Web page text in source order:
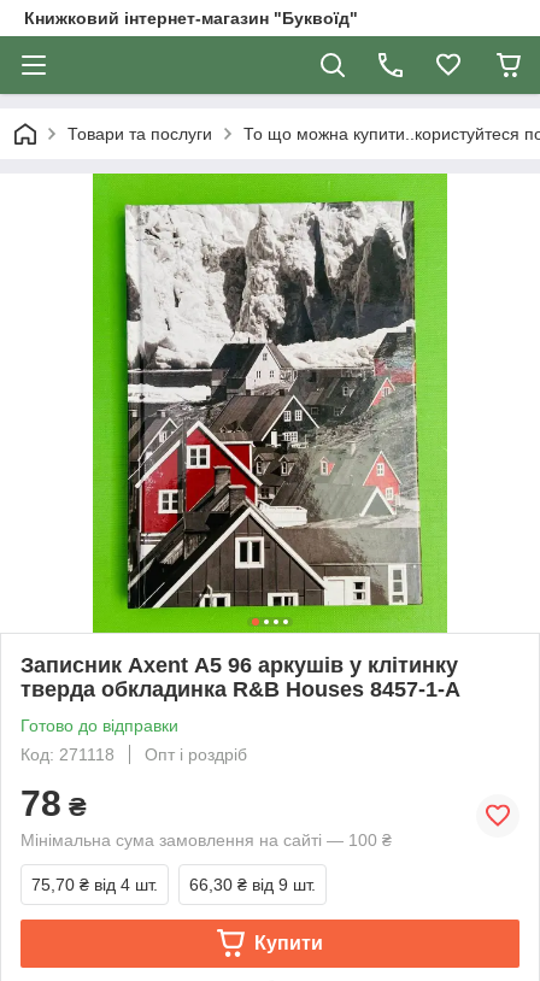
Книжковий інтернет-магазин "Буквоїд"
Товари та послуги То що можна купити..користуйтеся
Записник Axent А5 96 аркушів у клітинку
тверда обкладинка R&B Houses 8457-1-A
Готово до відправки
Код: 271118
Опт і роздріб
78 ₴
Мінімальна сума замовлення на сайті — 100 ₴
75,70 ₴ від 4 шт. 66,30 ₴ від 9 шт.
Купити